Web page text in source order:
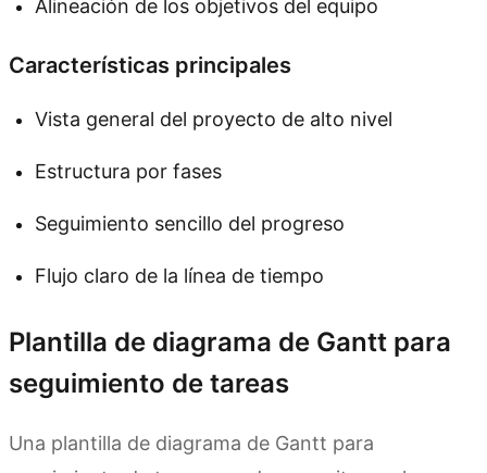
Alineación de los objetivos del equipo
Características principales
Vista general del proyecto de alto nivel
Estructura por fases
Seguimiento sencillo del progreso
Flujo claro de la línea de tiempo
Plantilla de diagrama de Gantt para
seguimiento de tareas
Una plantilla de diagrama de Gantt para